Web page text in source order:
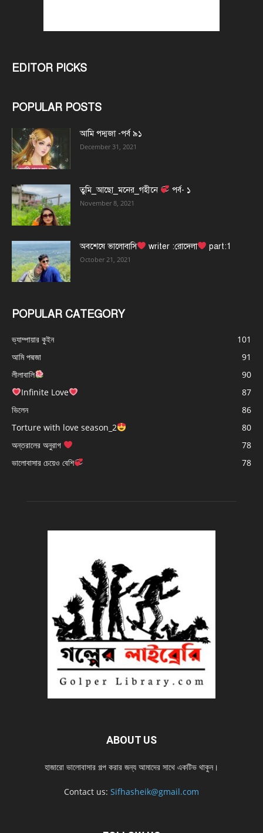
EDITOR PICKS
POPULAR POSTS
আমি পদ্মজা -পর্ব ৯১
December 31, 2021
তুমি_আছো_মনের_গহীনে পর্ব- ১
November 8, 2021
অবশেষে ভালোবাসি writer :রোদেলা part:1
October 21, 2021
POPULAR CATEGORY
ভ্যাম্পায়ার কুইন
101
আমি পদ্মজা
91
লীলাবালি
90
Infinite Love
87
ভিলেন
86
Torture with love season_2
80
অন্তরালের অনুরাগ
78
ভালোবাসার চেয়েও বেশি
78
ABOUT US
হাজারো ভালোবাসার গল্প করার জন্য আমাদের সাথে একটিভ থাকুন।
Contact us: Sifhasheik@gmail.com